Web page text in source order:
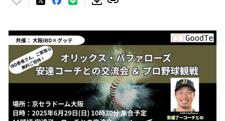
い
！
数
を
読
み
中